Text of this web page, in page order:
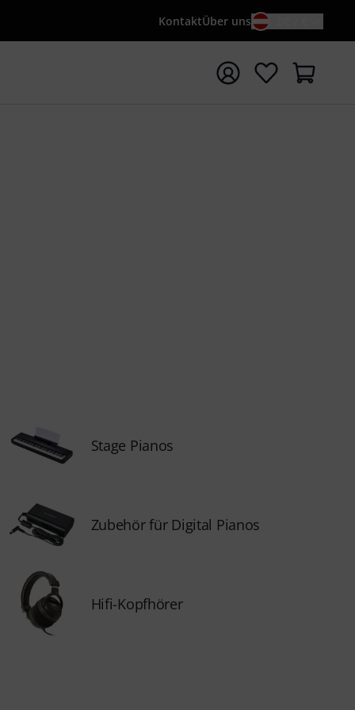
KontaktÜber uns
mit Suchwort {searchTerm} starten
Stage Pianos
Zubehör für Digital Pianos
Hifi-Kopfhörer